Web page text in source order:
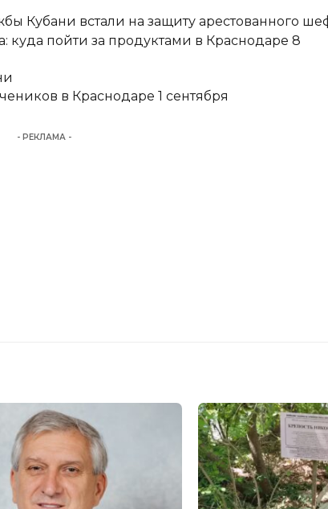
Кубани встали на защиту арестованного
пойти за продуктами в Краснодаре 8
в Краснодаре 1 сентября
- РЕКЛАМА -